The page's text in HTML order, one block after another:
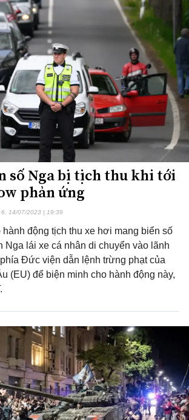
số Nga bị tịch thu khi tới
phản ứng
6, 14/07/2023 | 19:39
động tịch thu xe hơi mang biển số
Nga lái xe cá nhân di chuyển vào lãnh
Đức viện dẫn lệnh trừng phạt của
(EU) để biện minh cho hành động này,